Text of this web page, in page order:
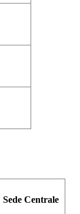
Sede Centrale